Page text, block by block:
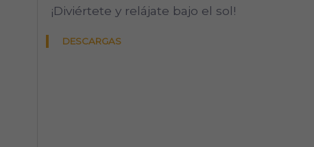
¡Diviértete y relájate bajo el sol!
DESCARGAS